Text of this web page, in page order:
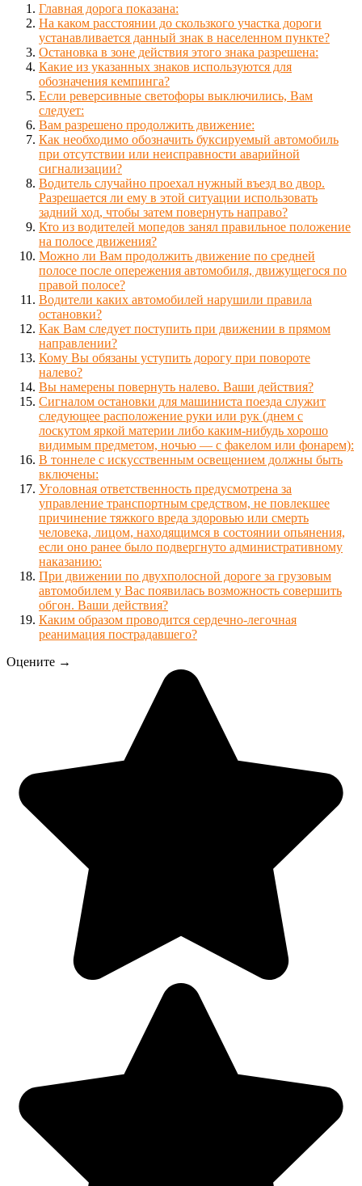
Главная дорога показана:
На каком расстоянии до скользкого участка дороги
устанавливается данный знак в населенном пункте?
Остановка в зоне действия этого знака разрешена:
Какие из указанных знаков используются для
обозначения кемпинга?
Если реверсивные светофоры выключились, Вам
следует:
Вам разрешено продолжить движение:
Как необходимо обозначить буксируемый автомобиль
при отсутствии или неисправности аварийной
сигнализации?
Водитель случайно проехал нужный въезд во двор.
Разрешается ли ему в этой ситуации использовать
задний ход, чтобы затем повернуть направо?
Кто из водителей мопедов занял правильное положение
на полосе движения?
Можно ли Вам продолжить движение по средней
полосе после опережения автомобиля, движущегося по
правой полосе?
Водители каких автомобилей нарушили правила
остановки?
Как Вам следует поступить при движении в прямом
направлении?
Кому Вы обязаны уступить дорогу при повороте
налево?
Вы намерены повернуть налево. Ваши действия?
Сигналом остановки для машиниста поезда служит
следующее расположение руки или рук (днем с
лоскутом яркой материи либо каким-нибудь хорошо
видимым предметом, ночью — с факелом или фонарем):
В тоннеле с искусственным освещением должны быть
включены:
Уголовная ответственность предусмотрена за
управление транспортным средством, не повлекшее
причинение тяжкого вреда здоровью или смерть
человека, лицом, находящимся в состоянии опьянения,
если оно ранее было подвергнуто административному
наказанию:
При движении по двухполосной дороге за грузовым
автомобилем у Вас появилась возможность совершить
обгон. Ваши действия?
Каким образом проводится сердечно-легочная
реанимация пострадавшего?
Оцените →